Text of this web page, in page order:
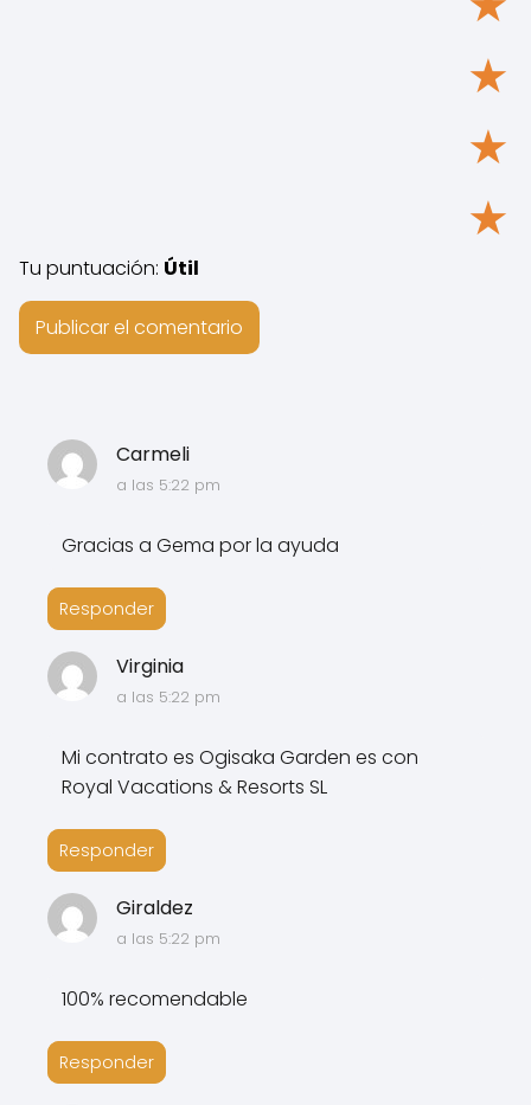
Carmeli
a las 5:22 pm
Gracias a Gema por la ayuda
Responder
Virginia
a las 5:22 pm
Mi contrato es Ogisaka Garden es con
Royal Vacations & Resorts SL
Responder
Giraldez
a las 5:22 pm
100% recomendable
Responder
★
★
★
Tu puntuación: Útil